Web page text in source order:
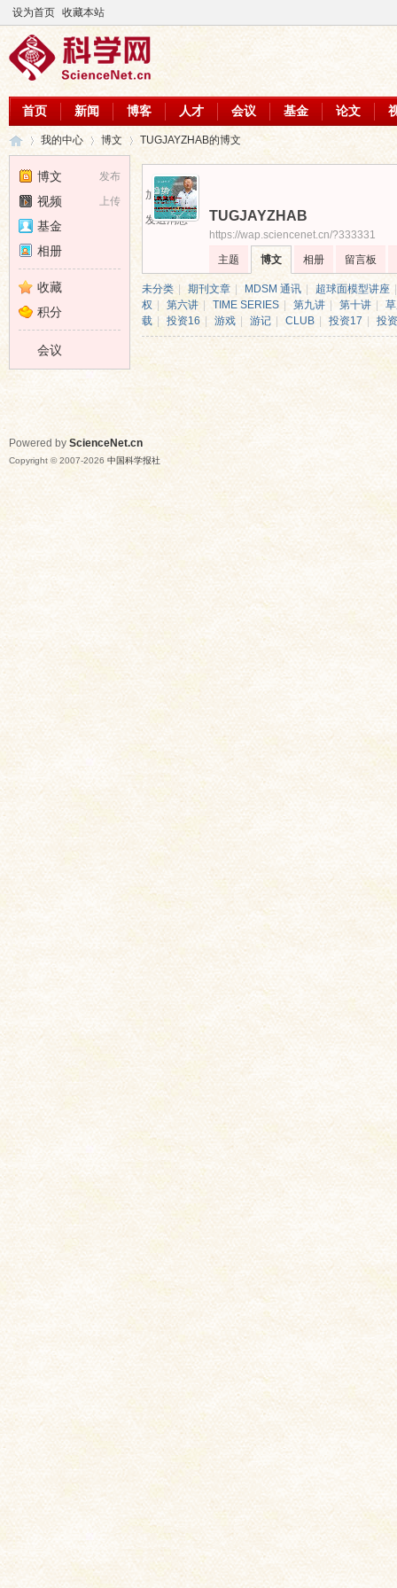
设为首页 收藏本站
首页 新闻 博客 人才 会议 基金 论文
›
我的中心 博文 TUGJAYZHAB的博文
加为好友
发送消息
TUGJAYZHAB
https://wap.sciencenet.cn/?333331
主题
博文 相册 留言板
未分类 期刊文章 MDSM 通讯 超球面模型讲座
权
第六讲 TIME SERIES 第九讲 第十讲
载
投资16 游戏 游记 CLUB 投资17 投
发布
博文
上传
视频
基金
相册
收藏
积分
会议
Powered by ScienceNet.cn
Copyright © 2007-2026 中国科学报社